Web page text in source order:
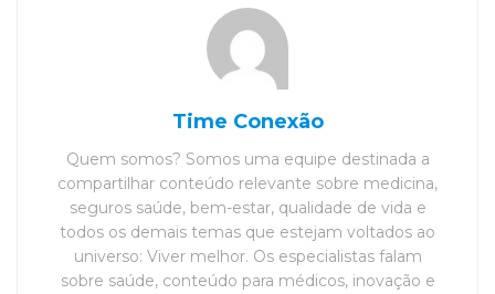
Time Conexão
Quem somos? Somos uma equipe destinada a
compartilhar conteúdo relevante sobre medicina,
seguros saúde, bem-estar, qualidade de vida e
todos os demais temas que estejam voltados ao
universo: Viver melhor. Os especialistas falam
sobre saúde, conteúdo para médicos, inovação e